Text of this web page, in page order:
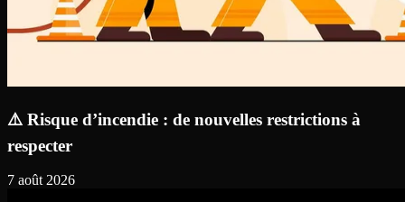
⚠️ Risque d’incendie : de nouvelles restrictions à
respecter
7 août 2026